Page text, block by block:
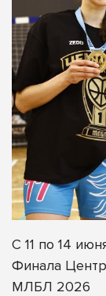
С 11 по 14
Финала
МЛБЛ 2026